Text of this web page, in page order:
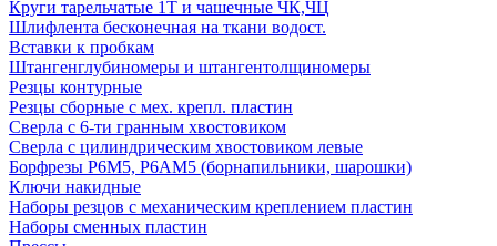
Круги тарельчатые 1Т и чашечные ЧК,ЧЦ
Шлифлента бесконечная на ткани водост.
Вставки к пробкам
Штангенглубиномеры и штангентолщиномеры
Резцы контурные
Резцы сборные с мех. крепл. пластин
Сверла с 6-ти гранным хвостовиком
Сверла с цилиндрическим хвостовиком левые
Борфрезы Р6М5, Р6АМ5 (борнапильники, шарошки)
Ключи накидные
Наборы резцов с механическим креплением пластин
Наборы сменных пластин